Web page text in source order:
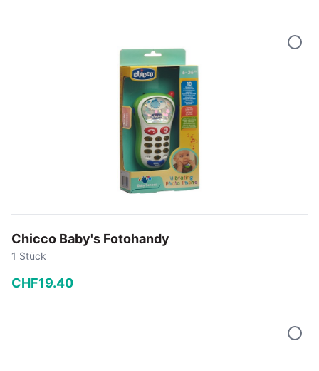
In den Warenkorb
Chicco Baby's Fotohandy
1 Stück
CHF19.40